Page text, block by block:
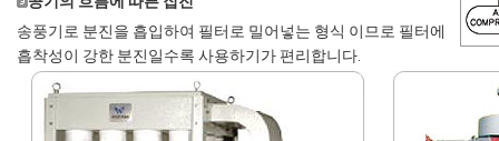
송풍기로 분진을 흡입하여 필터로 밀어넣는 형식 이므로 필터에
흡착성이 강한 분진일수록 사용하기가 편리합니다.